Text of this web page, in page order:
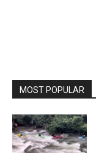
MOST POPULAR